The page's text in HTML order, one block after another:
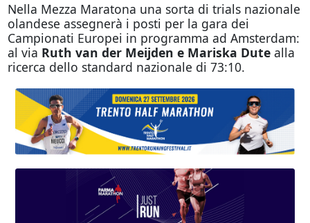
Nella Mezza Maratona una sorta di trials nazionale
olandese assegnerà i posti per la gara dei
Campionati Europei in programma ad Amsterdam:
al via Ruth van der Meijden e Mariska Dutealla
ricerca dello standard nazionale di 73:10.